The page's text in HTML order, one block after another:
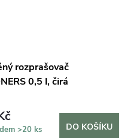
rozprašovač
0,5 l, čirá
>20 ks DO KOŠÍKU